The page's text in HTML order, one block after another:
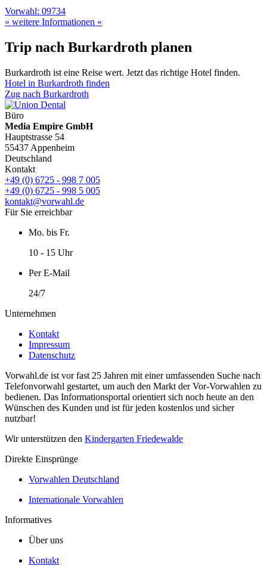
Vorwahl: 09734
» weitere Informationen «
Trip nach Burkardroth planen
Burkardroth ist eine Reise wert. Jetzt das richtige Hotel finden.
Hotel in Burkardroth finden
Zug nach Burkardroth
Büro
Media Empire GmbH
Hauptstrasse 54
55437 Appenheim
Deutschland
Kontakt
+49 (0) 6725 - 998 7 005
+49 (0) 6725 - 998 5 005
kontakt@vorwahl.de
Für Sie erreichbar
Mo. bis Fr.
10 - 15 Uhr
Per E-Mail
24/7
Unternehmen
Kontakt
Impressum
Datenschutz
Vorwahl.de ist vor fast 25 Jahren mit einer umfassenden Suche nach
Telefonvorwahl gestartet, um auch den Markt der Vor-Vorwahlen zu
bedienen. Das Informationsportal orientiert sich noch heute an den
Wünschen des Kunden und ist für jeden kostenlos und sicher
nutzbar!
Wir unterstützen den Kindergarten Friedewalde
Direkte Einsprünge
Vorwahlen Deutschland
Internationale Vorwahlen
Informatives
Über uns
Kontakt